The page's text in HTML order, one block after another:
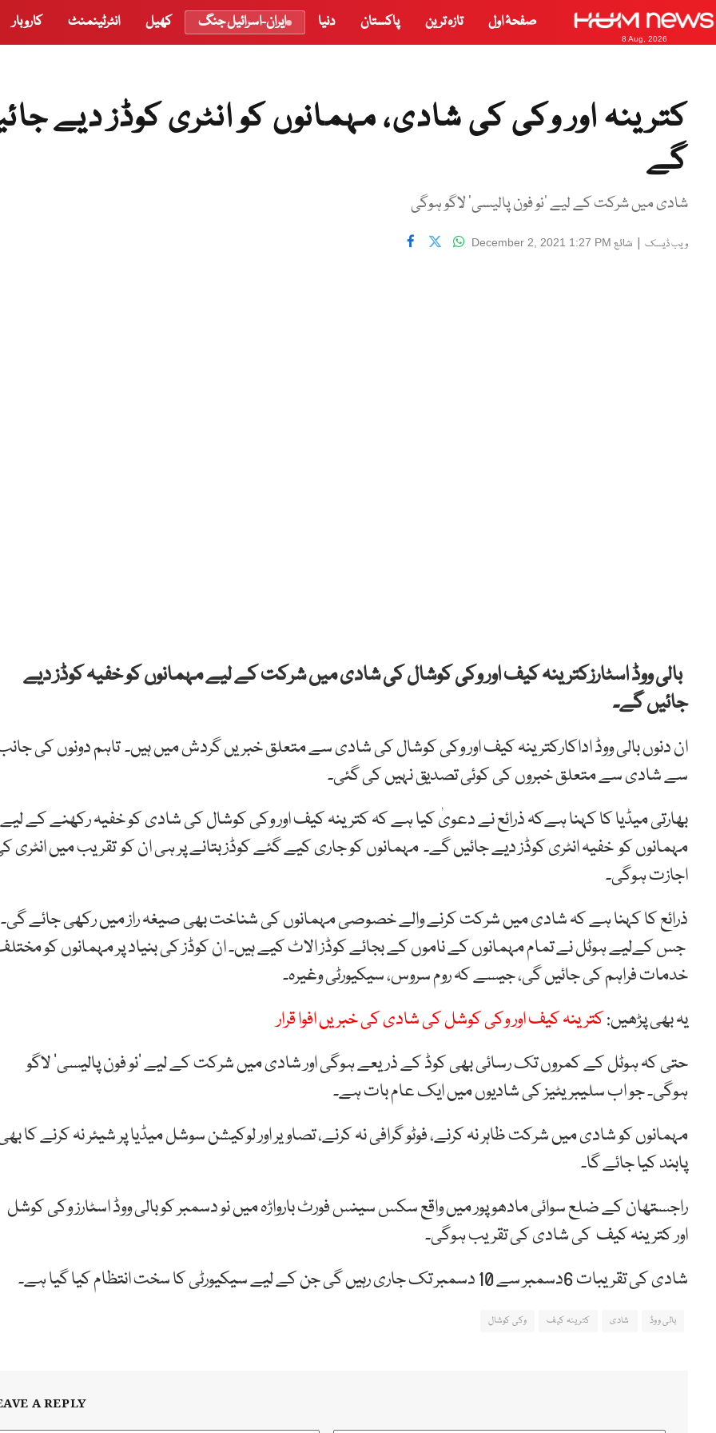
8 Aug, 2026
صفحۂ اول تازہ ترین پاکستان دنیا ایران-اسرائیل جنگ کھیل انٹرٹینمنٹ کاروبار
کترینہ اور وکی کی شادی، مہمانوں کو انٹری کوڈز دیے
گے
شادی میں شرکت کے لیے ’نو فون پالیسی‘ لاگو ہوگی
ویب ڈیسک | شائع December 2, 2021 1:27 PM
بالی ووڈ اسٹارزکترینہ کیف اور وکی کوشال کی شادی میں شرکت کے لیے مہمانوں کو خفیہ کوڈز دیے
جائیں گے۔
ان دنوں بالی ووڈ اداکارکترینہ کیف اور وکی کوشال کی شادی سے متعلق خبریں گردش میں ہیں۔ تاہم دونوں کی
سے شادی سے متعلق خبروں کی کوئی تصدیق نہیں کی گئی۔
بھارتی میڈیا کا کہنا ہےکہ ذرائع نے دعویٰ کیا ہے کہ کترینہ کیف اور وکی کوشال کی شادی کو خفیہ رکھنے کے لیے
مہمانوں کو خفیہ انٹری کوڈز دیے جائیں گے۔ مہمانوں کو جاری کیے گئے کوڈز بتانے پر ہی ان کو تقریب میں انٹری
اجازت ہوگی۔
ذرائع کا کہنا ہے کہ شادی میں شرکت کرنے والے خصوصی مہمانوں کی شناخت بھی صیغہ راز میں رکھی جائے گی۔
جس کےلیے ہوٹل نے تمام مہمانوں کے ناموں کے بجائے کوڈز الاٹ کیے ہیں۔ ان کوڈز کی بنیاد پر مہمانوں کو
خدمات فراہم کی جائیں گی، جیسے کہ روم سروس، سیکیورٹی وغیرہ۔
یہ بھی پڑھیں:کترینہ کیف اور وکی کوشل کی شادی کی خبریں افوا قرار
حتی کہ ہوٹل کے کمروں تک رسائی بھی کوڈ کے ذریعے ہوگی اور شادی میں شرکت کے لیے ’نو فون پالیسی‘ لاگو
ہوگی۔ جو اب سلیبریٹیز کی شادیوں میں ایک عام بات ہے۔
مہمانوں کو شادی میں شرکت ظاہر نہ کرنے، فوٹو گرافی نہ کرنے، تصاویر اور لوکیشن سوشل میڈیا پر شیئر نہ کرنے کا
پابند کیا جائے گا۔
راجستھان کے ضلع سوائی مادھو پور میں واقع سکس سینس فورٹ بارواڑہ میں نو دسمبر کو بالی ووڈ اسٹارز وکی کوشل
اور کترینہ کیف کی شادی کی تقریب ہوگی۔
شادی کی تقریبات 6دسمبر سے 10 دسمبر تک جاری رہیں گی جن کے لیے سیکیورٹی کا سخت انتظام کیا گیا ہے۔
بالی ووڈ شادی کترینہ کیف وکی کوشال
A REPLY